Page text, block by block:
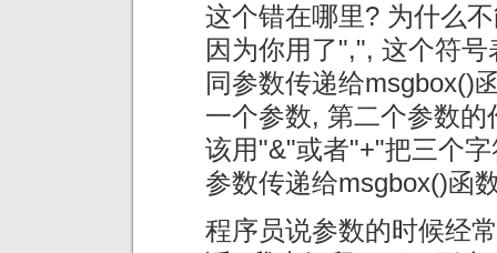
这个错在哪里? 为什么
因为你用了",", 这个符
同参数传递给msgbox()
一个参数, 第二个参数
该用"&"或者"+"把三个
参数传递给msgbox()函
程序员说参数的时候经